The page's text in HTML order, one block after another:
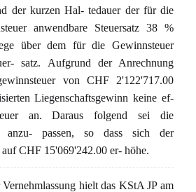
der kurzen Hal- tedauer der für die
anwendbare Steuersatz 38 %
über dem für die Gewinnsteuer
satz. Aufgrund der Anrechnung
von CHF 2'122'717.00
Liegenschaftsgewinn keine ef-
an. Daraus folgend sei die
anzu- passen, so dass sich der
CHF 15'069'242.00 er- höhe.
hielt das KStA JP am